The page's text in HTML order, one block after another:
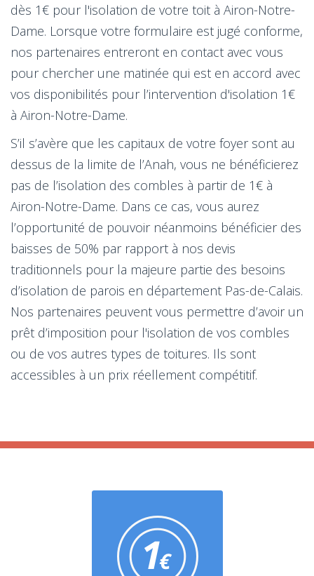
dès 1€ pour l'isolation de votre toit à Airon-Notre-
Dame. Lorsque votre formulaire est jugé conforme,
nos partenaires entreront en contact avec vous
pour chercher une matinée qui est en accord avec
vos disponibilités pour l’intervention d'isolation 1€
à Airon-Notre-Dame.
S’il s’avère que les capitaux de votre foyer sont au
dessus de la limite de l’Anah, vous ne bénéficierez
pas de l’isolation des combles à partir de 1€ à
Airon-Notre-Dame. Dans ce cas, vous aurez
l’opportunité de pouvoir néanmoins bénéficier des
baisses de 50% par rapport à nos devis
traditionnels pour la majeure partie des besoins
d’isolation de parois en département Pas-de-Calais.
Nos partenaires peuvent vous permettre d’avoir un
prêt d’imposition pour l'isolation de vos combles
ou de vos autres types de toitures. Ils sont
accessibles à un prix réellement compétitif.